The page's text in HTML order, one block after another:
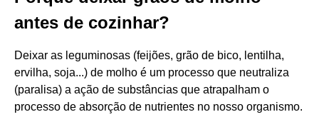
antes de cozinhar?
Deixar as leguminosas (feijões, grão de bico, lentilha,
ervilha, soja...) de molho é um processo que neutraliza
(paralisa) a ação de substâncias que atrapalham o
processo de absorção de nutrientes no nosso organismo.